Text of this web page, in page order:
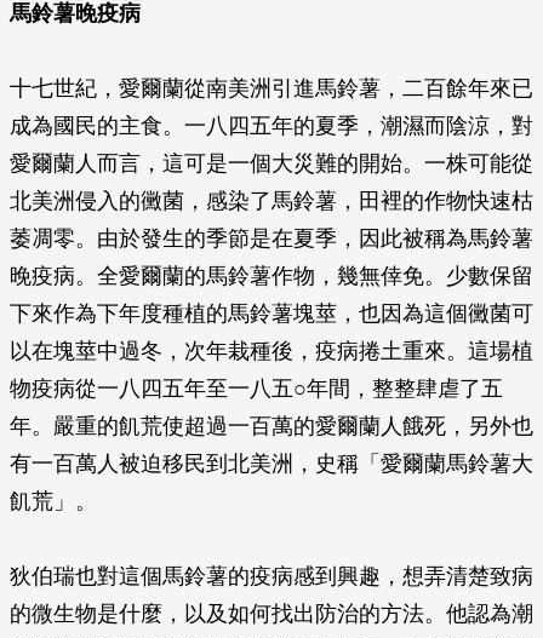
馬鈴薯晚疫病
十七世紀，愛爾蘭從南美洲引進馬鈴薯，二百餘年來已
成為國民的主食。一八四五年的夏季，潮濕而陰涼，對
愛爾蘭人而言，這可是一個大災難的開始。一株可能從
北美洲侵入的黴菌，感染了馬鈴薯，田裡的作物快速枯
萎凋零。由於發生的季節是在夏季，因此被稱為馬鈴薯
晚疫病。全愛爾蘭的馬鈴薯作物，幾無倖免。少數保留
下來作為下年度種植的馬鈴薯塊莖，也因為這個黴菌可
以在塊莖中過冬，次年栽種後，疫病捲土重來。這場植
物疫病從一八四五年至一八五○年間，整整肆虐了五
年。嚴重的飢荒使超過一百萬的愛爾蘭人餓死，另外也
有一百萬人被迫移民到北美洲，史稱「愛爾蘭馬鈴薯大
飢荒」。
狄伯瑞也對這個馬鈴薯的疫病感到興趣，想弄清楚致病
的微生物是什麼，以及如何找出防治的方法。他認為潮